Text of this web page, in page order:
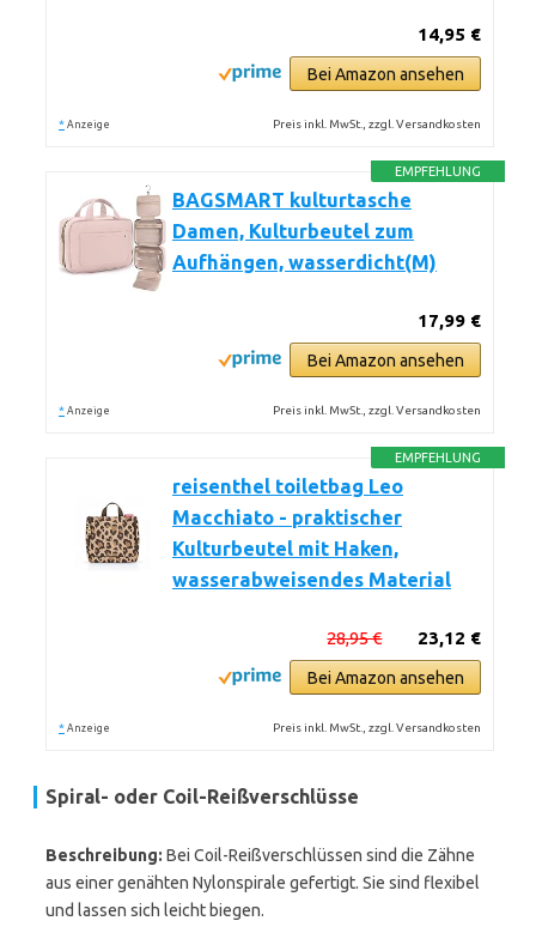
14,95 €
Bei Amazon ansehen
* Anzeige Preis inkl. MwSt., zzgl. Versandkosten
EMPFEHLUNG
BAGSMART kulturtasche
Damen, Kulturbeutel zum
Aufhängen, wasserdicht(M)
17,99 €
Bei Amazon ansehen
* Anzeige Preis inkl. MwSt., zzgl. Versandkosten
EMPFEHLUNG
reisenthel toiletbag Leo
Macchiato - praktischer
Kulturbeutel mit Haken,
wasserabweisendes Material
23,12 €
28,95 €
Bei Amazon ansehen
* Anzeige Preis inkl. MwSt., zzgl. Versandkosten
Spiral- oder Coil-Reißverschlüsse
Beschreibung: Bei Coil-Reißverschlüssen sind die Zähne
aus einer genähten Nylonspirale gefertigt. Sie sind flexibel
und lassen sich leicht biegen.